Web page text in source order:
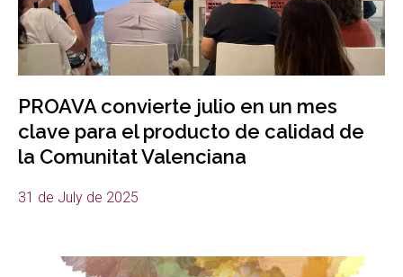
PROAVA convierte julio en un mes
clave para el producto de calidad de
la Comunitat Valenciana
31 de July de 2025